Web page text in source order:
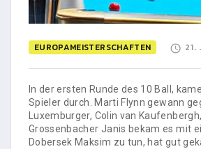
EUROPAMEISTERSCHAFTEN 21.
In der ersten Runde des 10 Ball,
Spieler durch. Marti Flynn gewann
Luxemburger, Colin van
Grossenbacher Janis bekam es mit
Dobersek Maksim zu tun, hat gut